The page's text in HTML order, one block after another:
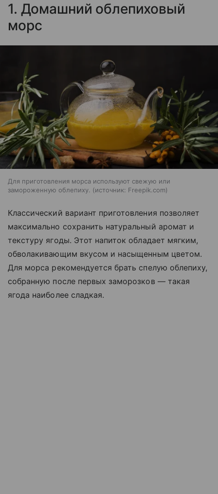
1. Домашний облепиховый
морс
Для приготовления морса используют свежую или
замороженную облепиху.
источник: Freepik.com
Классический вариант приготовления позволяет
максимально сохранить натуральный аромат и
текстуру ягоды. Этот напиток обладает мягким,
обволакивающим вкусом и насыщенным цветом.
Для морса рекомендуется брать спелую облепиху,
собранную после первых заморозков — такая
ягода наиболее сладкая.